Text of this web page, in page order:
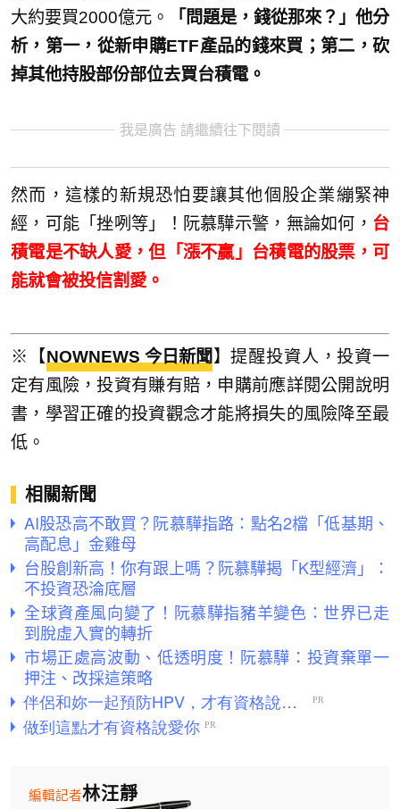
大約要買2000億元。
「問題是，錢從那來？」他分
析，第一，從新申購ETF產品的錢來買；第二，砍
掉其他持股部份部位去買台積電。
我是廣告 請繼續往下閱讀
然而，這樣的新規恐怕要讓其他個股企業繃緊神
經，可能「挫咧等」！阮慕驊示警，無論如何， 台
積電是不缺人愛，但「漲不贏」台積電的股票，可
能就會被投信割愛。
※【NOWNEWS 今日新聞 】提醒投資人，投資一
定有風險，投資有賺有賠，申購前應詳閱公開說明
書，學習正確的投資觀念才能將損失的風險降至最
低。
相關新聞
AI股恐高不敢買？阮慕驊指路：點名2檔「低基期、
高配息」金雞母
台股創新高！你有跟上嗎？阮慕驊揭「K型經濟」：
不投資恐淪底層
全球資產風向變了！阮慕驊指豬羊變色：世界已走
到脫虛入實的轉折
市場正處高波動、低透明度！阮慕驊：投資棄單一
押注、改採這策略
林汪靜
編輯記者